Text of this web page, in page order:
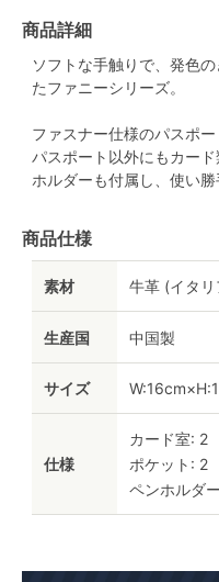
商品詳細
ソフトな手触りで、発色
たファニーシリーズ。
ファスナー仕様のパスポー
パスポート以外にもカー
ホルダーも付属し、使い勝
商品仕様
素材 牛革 (イタリ
生産国 中国製
サイズ
仕様
カード室: 2
ポケット: 2
ペンホルダ